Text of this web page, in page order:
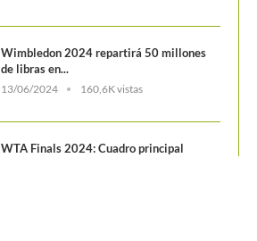
Wimbledon 2024 repartirá 50 millones
de libras en...
13/06/2024 160,6K vistas
WTA Finals 2024: Cuadro principal